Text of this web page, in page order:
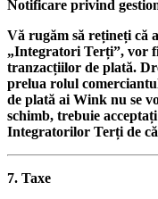
Notificare privind
Vă rugăm să rețineți că
„Integratori Terți”, vor
tranzacțiilor de plată.
prelua rolul
de plată ai Wink nu se
schimb, trebuie
Integratorilor Terți de
7. Taxe